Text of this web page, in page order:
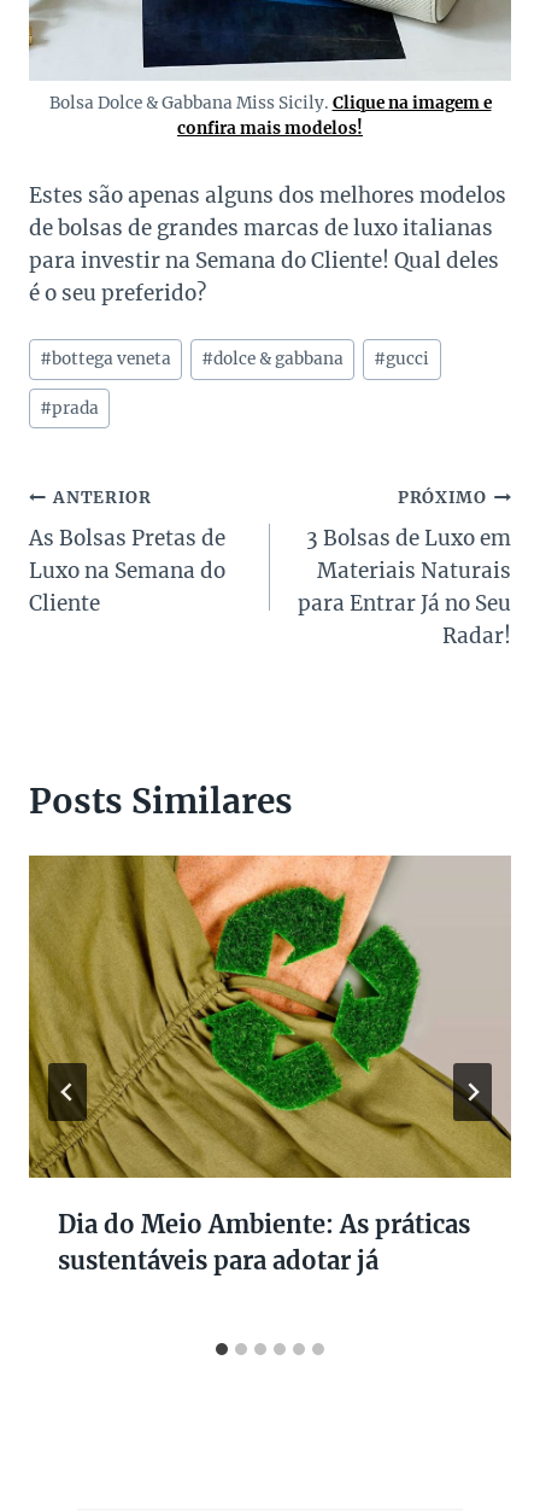
Bolsa Dolce & Gabbana Miss Sicily. Clique na imagem e
confira mais modelos!
Estes são apenas alguns dos melhores modelos
de bolsas de grandes marcas de luxo italianas
para investir na Semana do Cliente! Qual deles
é o seu preferido?
Tags
do
Post:
#bottega veneta #dolce & gabbana #gucci
#prada
Navegação
de
Post
ANTERIOR
As Bolsas Pretas de
Luxo na Semana do
Cliente
PRÓXIMO
3 Bolsas de Luxo em
Materiais Naturais
para Entrar Já no Seu
Radar!
Posts Similares
Dia do Meio Ambiente: As práticas
sustentáveis para adotar já